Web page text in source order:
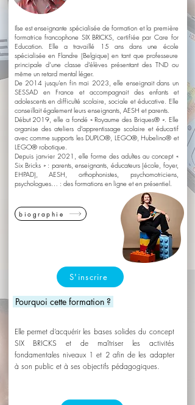
Ilse est enseignante spécialisée de formation et la première
formatrice francophone SIX BRICKS, certifiée par Care for
Education. Elle a travaillé 15 ans dans une école
spécialisée en Flandre (Belgique) en tant que professeure
principale d’une classe d’élèves présentant des TND ou
même un retard mental léger.
De 2014 jusqu’en fin mai 2023, elle enseignait dans un
SESSAD en France et accompagnait des enfants et
adolescents en difficulté scolaire, sociale et éducative. Elle
conseillait également leurs enseignants, AESH et parents.
Début 2019, elle a fondé « Royaume des Briques® ». Elle
organise des ateliers d’apprentissage scolaire et éducatif
avec comme supports les DUPLO®, LEGO®, Hubelino® et
LEGO® robotique.
Depuis janvier 2021, elle forme des adultes au concept «
Six Bricks » : parents, enseignants, éducateurs (école, foyer,
EHPAD), AESH, orthophonistes, psychomotriciens,
psychologues… : des formations en ligne et en présentiel.
S'inscrire
biographie
Pourquoi cette formation ?
Elle permet d’acquérir les bases solides du concept
SIX BRICKS et de maîtriser les activités
fondamentales niveaux 1 et 2 afin de les adapter
à son public et à ses objectifs pédagogiques.